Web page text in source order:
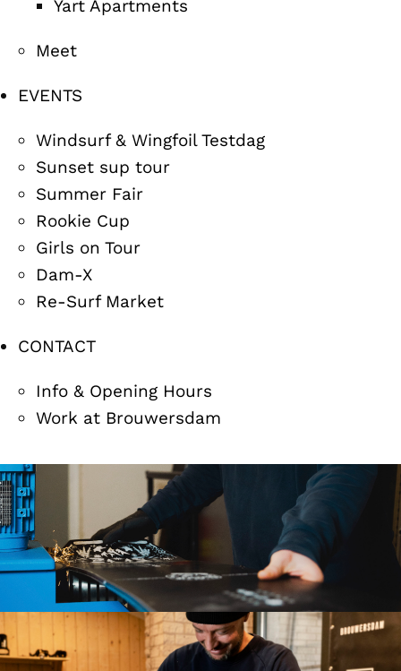
Yart Apartments
Meet
EVENTS
Windsurf & Wingfoil Testdag
Sunset sup tour
Summer Fair
Rookie Cup
Girls on Tour
Dam-X
Re-Surf Market
CONTACT
Info & Opening Hours
Work at Brouwersdam